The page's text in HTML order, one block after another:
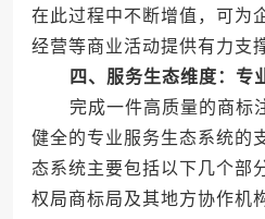
在此过程中不断增值，可为
经营等商业活动提供有力支
四、服务生态维度：专
完成一件高质量的商标
健全的专业服务生态系统的
态系统主要包括以下几个部
权局商标局及其地方协作机